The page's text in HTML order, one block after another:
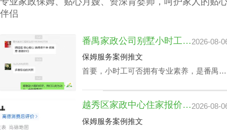
伴侣
番禺家政公司别墅小时工收费会因雇主要求而变动？2026-08-
保姆服务案例推文
首要，小时工可否拥有专业素养，是番禺家
孩子做作业等，这类小时工技能与番禺家政
公司别墅小时工收费都是紧密依赖的。
越秀区家政中心住家报价揭晓：影响因素及如何选择最佳服务2026-08-
保姆服务案例推文